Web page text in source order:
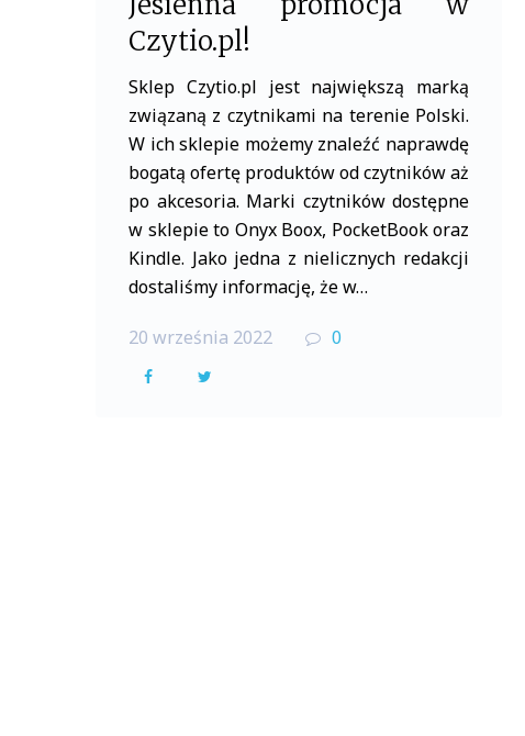
Czytio.pl!
Sklep Czytio.pl jest największą marką
związaną z czytnikami na terenie Polski.
W ich sklepie możemy znaleźć naprawdę
bogatą ofertę produktów od czytników aż
po akcesoria. Marki czytników dostępne
w sklepie to Onyx Boox, PocketBook oraz
Kindle. Jako jedna z nielicznych redakcji
dostaliśmy informację, że w…
20 września 2022 0
F